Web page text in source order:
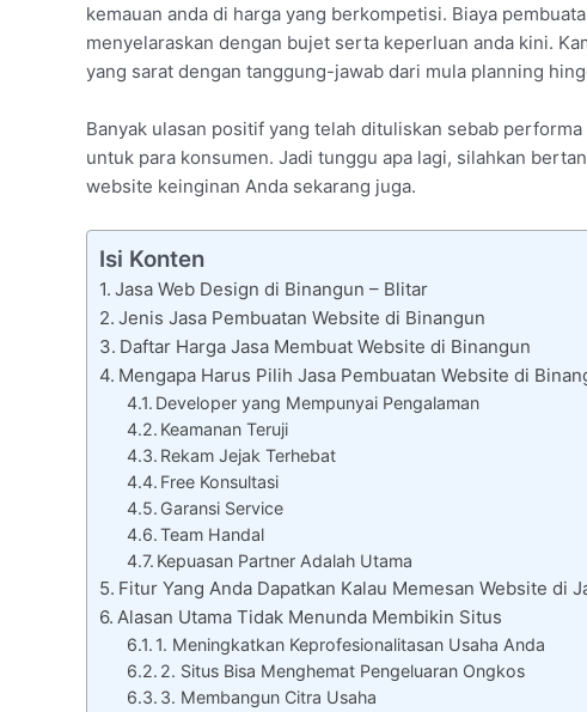
kemauan anda di harga yang berkompetisi. Biaya
menyelaraskan dengan bujet serta keperluan anda kini.
yang sarat dengan tanggung-jawab dari mula planning
Banyak ulasan positif yang telah dituliskan sebab
untuk para konsumen. Jadi tunggu apa lagi, silahkan
website keinginan Anda sekarang juga.
Isi Konten
Jasa Web Design di Binangun – Blitar
Jenis Jasa Pembuatan Website di Binangun
Daftar Harga Jasa Membuat Website di Binangun
Mengapa Harus Pilih Jasa Pembuatan Website di
Developer yang Mempunyai Pengalaman
Keamanan Teruji
Rekam Jejak Terhebat
Free Konsultasi
Garansi Service
Team Handal
Kepuasan Partner Adalah Utama
Fitur Yang Anda Dapatkan Kalau Memesan Website di
Alasan Utama Tidak Menunda Membikin Situs
1. Meningkatkan Keprofesionalitasan Usaha Anda
2. Situs Bisa Menghemat Pengeluaran Ongkos
3. Membangun Citra Usaha